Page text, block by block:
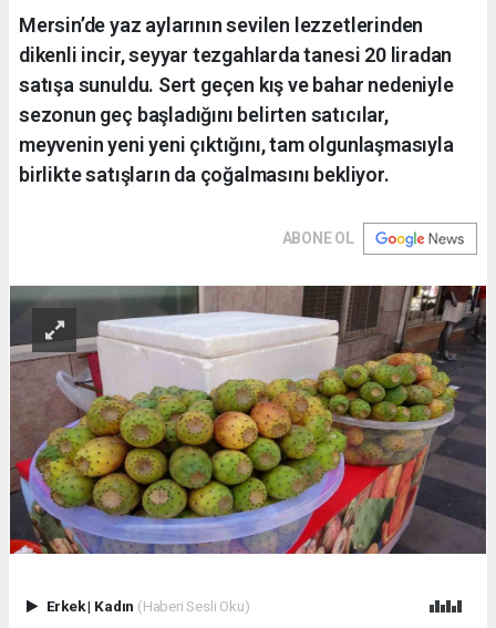
Mersin’de yaz aylarının sevilen lezzetlerinden
dikenli incir, seyyar tezgahlarda tanesi 20 liradan
satışa sunuldu. Sert geçen kış ve bahar nedeniyle
sezonun geç başladığını belirten satıcılar,
meyvenin yeni yeni çıktığını, tam olgunlaşmasıyla
birlikte satışların da çoğalmasını bekliyor.
ABONE OL
Erkek| Kadın (Haberi Sesli Oku)